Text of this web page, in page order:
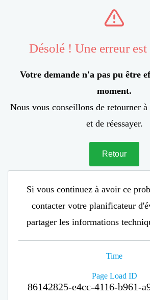
Désolé ! Une erreur
Votre demande n'a pas pu être
moment.
Nous vous conseillons de retourner à
et de réessayer.
Retour
Si vous continuez à avoir ce
contacter votre planificateur
partager les informations
Time
Page Load ID
86142825-e4cc-4116-b961-